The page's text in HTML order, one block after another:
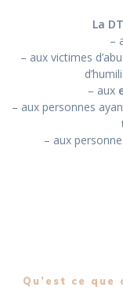
La
–
– aux victimes
– aux
– aux personnes
– aux
Qu’est ce